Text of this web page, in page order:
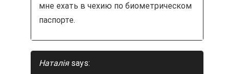
мне ехать в чехию по биометрическом
паспорте.
Наталія says: